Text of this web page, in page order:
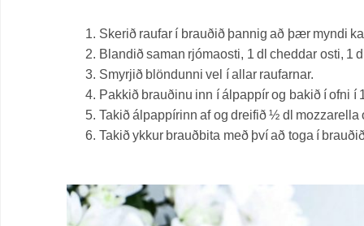
Skerið raufar í brauðið þannig að þær myndi
Blandið saman rjómaosti, 1 dl cheddar osti, 1
Smyrjið blöndunni vel í allar raufarnar.
Pakkið brauðinu inn í álpappír og bakið í ofni í
Takið álpappírinn af og dreifið ½ dl
Takið ykkur brauðbita með því að toga í